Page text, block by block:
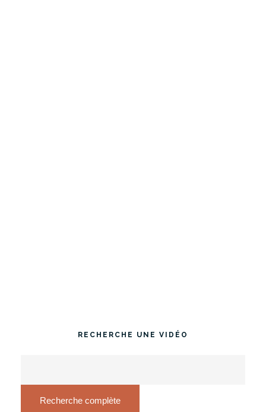
RECHERCHE UNE VIDÉO
Recherche complète